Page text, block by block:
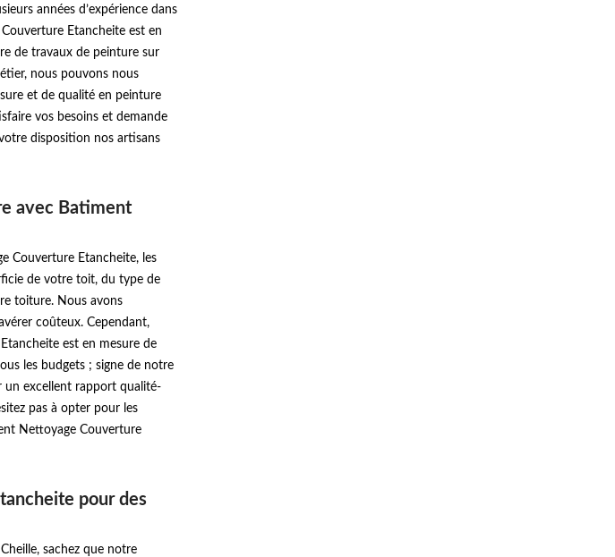
années d’expérience dans
Etancheite est en
de travaux de peinture sur
nous pouvons nous
et de qualité en peinture
vos besoins et demande
disposition nos artisans
avec Batiment
Couverture Etancheite, les
de votre toit, du type de
toiture. Nous avons
coûteux. Cependant,
est en mesure de
les budgets ; signe de notre
un excellent rapport qualité-
pas à opter pour les
Nettoyage Couverture
pour des
sachez que notre